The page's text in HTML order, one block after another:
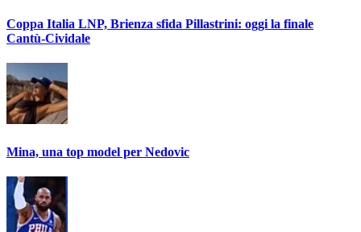
Coppa Italia LNP, Brienza sfida Pillastrini: oggi la finale
Cantù-Cividale
Mina, una top model per Nedovic